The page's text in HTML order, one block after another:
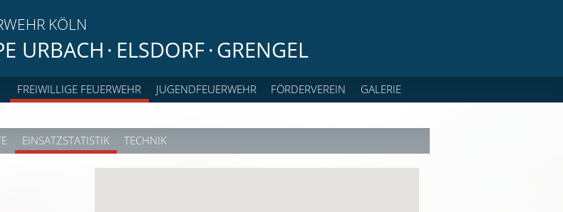
KÖLN
URBACH · ELSDORF·GRENGEL
FREIWILLIGE FEUERWEHR JUGENDFEUERWEHR FÖRDERVEREIN GALERIE
EINSATZSTATISTIK TECHNIK